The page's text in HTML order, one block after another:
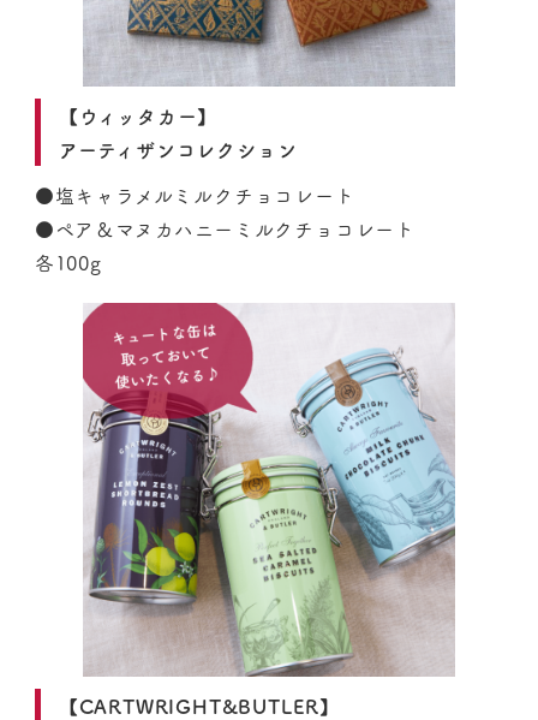
【ウィッタカー】
アーティザンコレクション
●塩キャラメルミルクチョコレート
●ペア＆マヌカハニーミルクチョコレート
各100g
【CARTWRIGHT&BUTLER】